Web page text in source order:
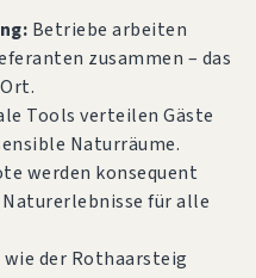
Betriebe arbeiten
zusammen – das
Tools verteilen Gäste
Naturräume.
werden konsequent
für alle
der Rothaarsteig